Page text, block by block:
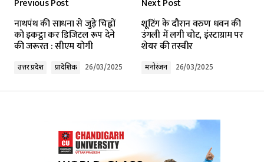
Previous Post
नाथपंथ की साधना से जुड़े चिह्नों
को इकट्ठा कर डिजिटल रूप देने
की जरूरत : सीएम योगी
उत्तर प्रदेश प्रादेशिक 26/03/2025
Next Post
शूटिंग के दौरान वरुण धवन की
उंगली में लगी चोट, इंस्टाग्राम पर
शेयर की तस्वीर
मनोरंजन 26/03/2025